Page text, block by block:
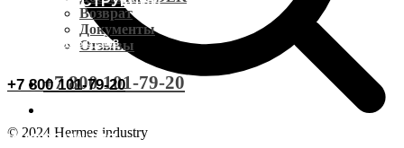
ОСТАВИТЬ ОТЗЫВ
+7 800 101-79-20
ИНФОРМАЦИЯ
Доставка CDEK
Документы
Возврат
Документы
Отзывы
+7 800 101-79-20
© 2024 Hermes industry